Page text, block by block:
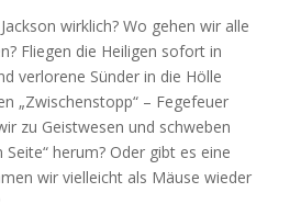
wirklich? Wo gehen wir alle
Fliegen die Heiligen sofort in
verlorene Sünder in die Hölle
„Zwischenstopp“ – Fegefeuer
zu Geistwesen und schweben
herum? Oder gibt es eine
wir vielleicht als Mäuse wieder